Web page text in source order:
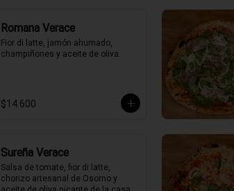
Romana Verace
Fior di latte, jamón ahumado,
champiñones y aceite de oliva.
$14.600
Sureña Verace
Salsa de tomate, fior di latte,
chorizo artesanal de Osorno y